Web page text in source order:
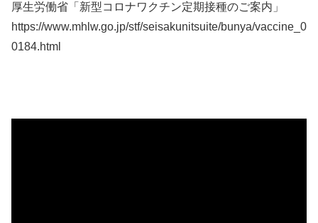
厚生労働省「新型コロナワクチン定期接種のご案内」
https://www.mhlw.go.jp/stf/seisakunitsuite/bunya/vaccine_0
0184.html